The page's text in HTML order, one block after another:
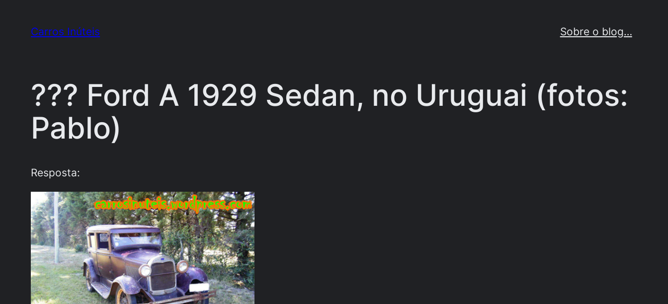
Carros Inúteis Sobre o blog…
??? Ford A 1929 Sedan, no Uruguai (fotos:
Pablo)
Resposta: